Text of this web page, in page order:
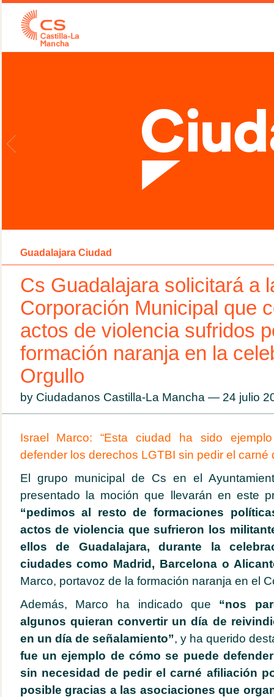
Guadalajara Ciudad
Cs Guadalajara solicitará a
Corporación Municipal que
actos de violencia sufridos
formación naranja en la
Orgullo
by Ciudadanos Castilla-La Mancha — 24 julio
Israel Marco: “Esta ciudad ha sido
defender los derechos LGTBI sin pedir el carné
El grupo municipal de Cs en el
presentado la moción que llevarán en este
“pedimos al resto de formaciones
actos de violencia que sufrieron los
ellos de Guadalajara, durante la
ciudades como Madrid, Barcelona o
Marco, portavoz de la formación naranja en el
Además, Marco ha indicado que “nos
algunos quieran convertir un día de
en un día de señalamiento”, y ha querido
fue un ejemplo de cómo se puede
sin necesidad de pedir el carné afiliación
posible gracias a las asociaciones que